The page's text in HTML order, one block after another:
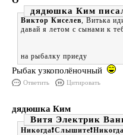
дядюшка Ким
Виктор Киселев, Витька
давай я летом с сынами к
на рыбалку приеду
Рыбак узкополёночный
Ответить Цитировать
дядюшка Ким
Витя Электрик